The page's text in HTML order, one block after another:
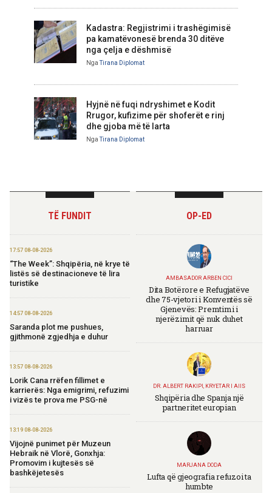
Kadastra: Regjistrimi i trashëgimisë
pa kamatëvonesë brenda 30 ditëve
nga çelja e dëshmisë
NgaTirana Diplomat
Hyjnë në fuqi ndryshimet e Kodit
Rrugor, kufizime për shoferët e rinj
dhe gjoba më të larta
NgaTirana Diplomat
TË FUNDIT
17:57 08-08-2026
“The Week”: Shqipëria, në krye të
listës së destinacioneve të lira
turistike
14:57 08-08-2026
Saranda plot me pushues,
gjithmonë zgjedhja e duhur
13:57 08-08-2026
Lorik Cana rrëfen fillimet e
karrierës: Nga emigrimi, refuzimi
i vizës te prova me PSG-në
13:19 08-08-2026
Vijojnë punimet për Muzeun
Hebraik në Vlorë, Gonxhja:
Promovim i kujtesës së
bashkëjetesës
OP-ED
AMBASADOR ARBEN CICI
Dita Botërore e Refugjatëve
dhe 75-vjetori i Konventës së
Gjenevës: Premtimi i
njerëzimit që nuk duhet
harruar
DR. ALBERT RAKIPI, KRYETAR I AIIS
Shqipëria dhe Spanja një
partneritet europian
MARJANA DODA
Lufta që gjeografia refuzoi ta
humbte